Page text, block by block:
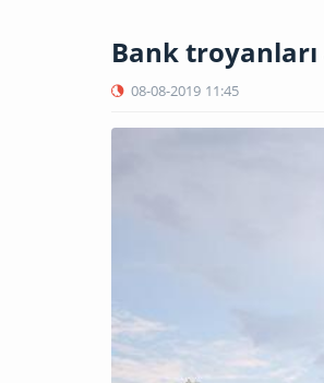
Bank
08-08-2019 11:45